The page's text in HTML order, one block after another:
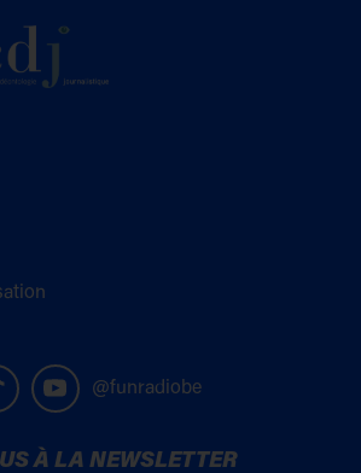
@funradiobe
À LA NEWSLETTER